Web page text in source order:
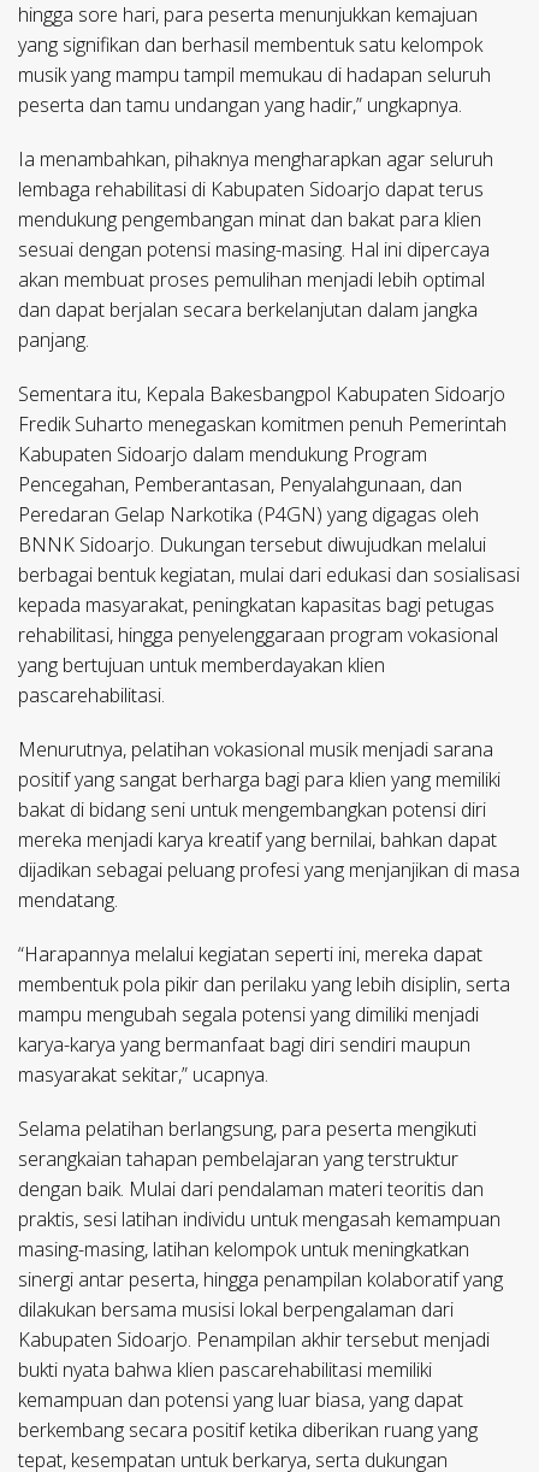
hingga sore hari, para peserta menunjukkan kemajuan
yang signifikan dan berhasil membentuk satu kelompok
musik yang mampu tampil memukau di hadapan seluruh
peserta dan tamu undangan yang hadir,” ungkapnya.
Ia menambahkan, pihaknya mengharapkan agar seluruh
lembaga rehabilitasi di Kabupaten Sidoarjo dapat terus
mendukung pengembangan minat dan bakat para klien
sesuai dengan potensi masing-masing. Hal ini dipercaya
akan membuat proses pemulihan menjadi lebih optimal
dan dapat berjalan secara berkelanjutan dalam jangka
panjang.
Sementara itu, Kepala Bakesbangpol Kabupaten Sidoarjo
Fredik Suharto menegaskan komitmen penuh Pemerintah
Kabupaten Sidoarjo dalam mendukung Program
Pencegahan, Pemberantasan, Penyalahgunaan, dan
Peredaran Gelap Narkotika (P4GN) yang digagas oleh
BNNK Sidoarjo. Dukungan tersebut diwujudkan melalui
berbagai bentuk kegiatan, mulai dari edukasi dan sosialisasi
kepada masyarakat, peningkatan kapasitas bagi petugas
rehabilitasi, hingga penyelenggaraan program vokasional
yang bertujuan untuk memberdayakan klien
pascarehabilitasi.
Menurutnya, pelatihan vokasional musik menjadi sarana
positif yang sangat berharga bagi para klien yang memiliki
bakat di bidang seni untuk mengembangkan potensi diri
mereka menjadi karya kreatif yang bernilai, bahkan dapat
dijadikan sebagai peluang profesi yang menjanjikan di masa
mendatang.
“Harapannya melalui kegiatan seperti ini, mereka dapat
membentuk pola pikir dan perilaku yang lebih disiplin, serta
mampu mengubah segala potensi yang dimiliki menjadi
karya-karya yang bermanfaat bagi diri sendiri maupun
masyarakat sekitar,” ucapnya.
Selama pelatihan berlangsung, para peserta mengikuti
serangkaian tahapan pembelajaran yang terstruktur
dengan baik. Mulai dari pendalaman materi teoritis dan
praktis, sesi latihan individu untuk mengasah kemampuan
masing-masing, latihan kelompok untuk meningkatkan
sinergi antar peserta, hingga penampilan kolaboratif yang
dilakukan bersama musisi lokal berpengalaman dari
Kabupaten Sidoarjo. Penampilan akhir tersebut menjadi
bukti nyata bahwa klien pascarehabilitasi memiliki
kemampuan dan potensi yang luar biasa, yang dapat
berkembang secara positif ketika diberikan ruang yang
tepat, kesempatan untuk berkarya, serta dukungan